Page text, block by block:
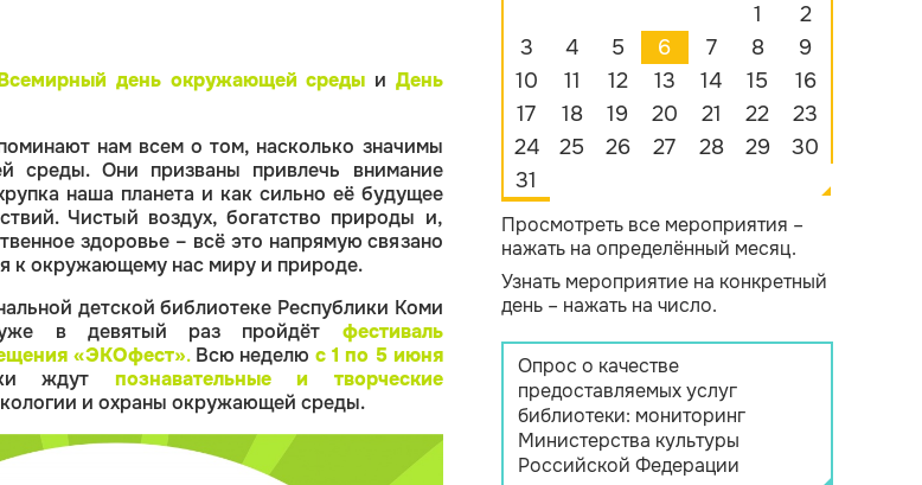
день окружающей среды и День
нам всем о том, насколько значимы
среды. Они призваны привлечь внимание
наша планета и как сильно её будущее
Чистый воздух, богатство природы и,
здоровье – всё это напрямую связано
к окружающему нас миру и природе.
детской библиотеке Республики Коми
в девятый раз пройдёт фестиваль
«ЭКОфест».Всю неделю с 1 по 5 июня
ждут познавательные и творческие
и охраны окружающей среды.
1
2
3
4 5 6 7 8
9
10
11 12 13 14 15
16
17
18 19 20 21 22
23
24
25 26 27 28 29
30
31
Просмотреть все мероприятия –
нажать на определённый месяц.
Узнать мероприятие на конкретный
день – нажать на число.
Опрос о качестве
предоставляемых услуг
библиотеки: мониторинг
Министерства культуры
Российской Федерации